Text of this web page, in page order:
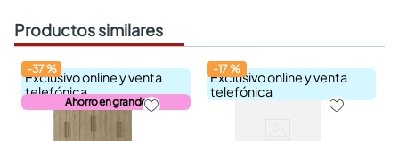
Productos similares
Exclusivo online y venta
telefónica
Ahorro en grande
-37%
Exclusivo online y venta
telefónica
-17%